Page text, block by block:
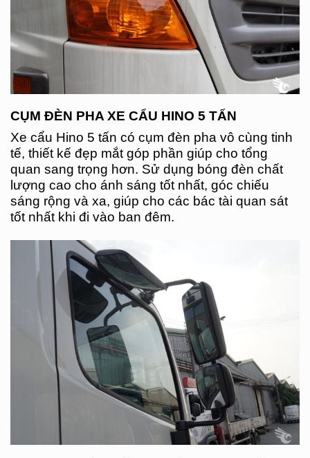
CỤM ĐÈN PHA XE CẨU HINO 5 TẤN
Xe cẩu Hino 5 tấn có cụm đèn pha vô cùng tinh
tế, thiết kế đẹp mắt góp phần giúp cho tổng
quan sang trọng hơn. Sử dụng bóng đèn chất
lượng cao cho ánh sáng tốt nhất, góc chiếu
sáng rộng và xa, giúp cho các bác tài quan sát
tốt nhất khi đi vào ban đêm.